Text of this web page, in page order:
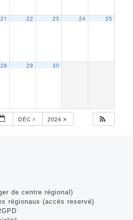
21 22 23 24 25
28 29 30
DÉC 2024
de centre régional)
régionaux (accès reservé)